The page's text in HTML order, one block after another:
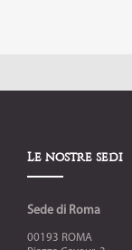
Le nostre sedi
Sede di Roma
00193 ROMA